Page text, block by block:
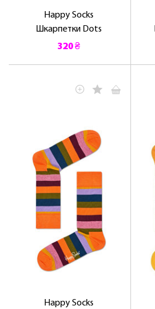
Happy Socks
Шкарпетки Dots
320 ₴
Happy Socks